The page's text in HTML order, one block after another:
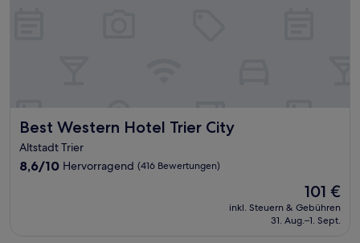
Best Western Hotel Trier City
Best Western Hotel Trier City
Altstadt Trier
8.6
8,6/10 Hervorragend (416 Bewertungen)
Der
Preis
beträgt
101 €
inkl. Steuern & Gebühren
31. Aug.–1. Sept.